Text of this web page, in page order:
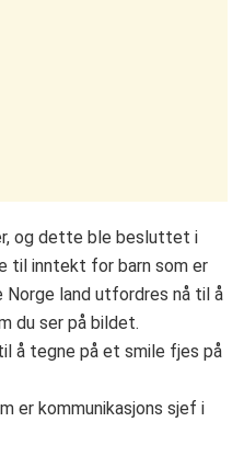
og dette ble besluttet i
til inntekt for barn som er
land utfordres nå til å
du ser på bildet.
å tegne på et smile fjes på
er kommunikasjons sjef i